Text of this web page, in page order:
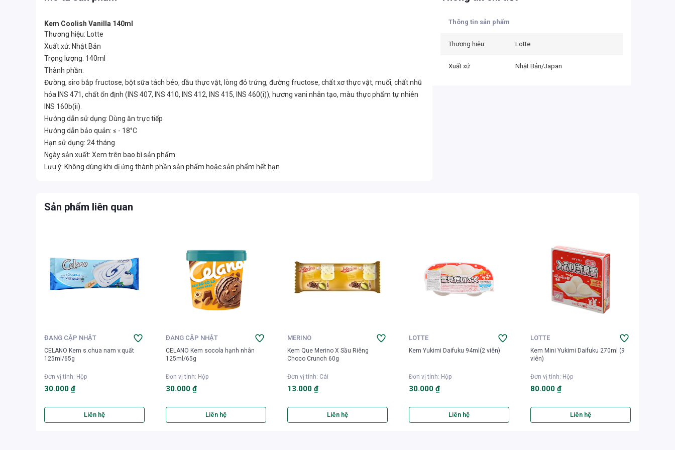
Kem Coolish Vanilla 140ml
Thương hiệu: Lotte
Xuất xứ: Nhật Bản
Trọng lượng: 140ml
Thành phần:
Đường, siro bắp fructose, bột sữa tách béo, dầu thực vật, lòng đỏ trứng, đường fructose, chất xơ thực vật, muối, chất nhũ
hóa INS 471, chất ổn định (INS 407, INS 410, INS 412, INS 415, INS 460(i)), hương vani nhân tạo, màu thực phẩm tự nhiên
INS 160b(ii).
Hướng dẫn sử dụng: Dùng ăn trực tiếp
Hướng dẫn bảo quản: ≤ - 18°C
Hạn sử dụng: 24 tháng
Ngày sản xuất: Xem trên bao bì sản phẩm
Lưu ý: Không dùng khi dị ứng thành phần sản phẩm hoặc sản phẩm hết hạn
Thông tin sản phẩm
Thương hiệu Lotte
Xuất xứ Nhật Bản/Japan
Sản phẩm liên quan
ĐANG CẬP NHẬT
CELANO Kem s.chua nam v.quất
125ml/65g
Đơn vị tính: Hộp
30.000 ₫
Liên hệ
ĐANG CẬP NHẬT
CELANO Kem socola hạnh nhân
125ml/65g
Đơn vị tính: Hộp
30.000 ₫
Liên hệ
MERINO
Kem Que Merino X Sầu Riêng
Choco Crunch 60g
Đơn vị tính: Cái
13.000 ₫
Liên hệ
LOTTE
Kem Yukimi Daifuku 94ml(2 viên)
Đơn vị tính: Hộp
30.000 ₫
Liên hệ
LOTTE
Kem Mini Yukimi Daifuku 270ml (9
viên)
Đơn vị tính: Hộp
80.000 ₫
Liên hệ